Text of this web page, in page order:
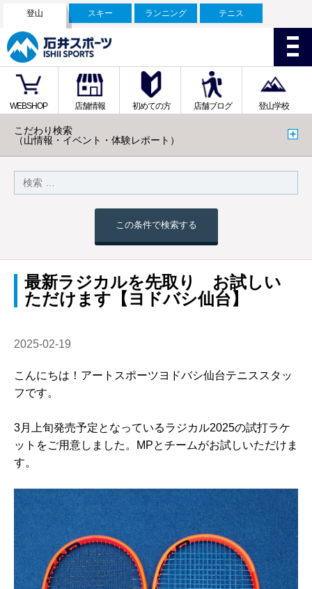
登山 スキー ランニング テニス
WEBSHOP 店舗情報 初めての方 店舗ブログ 登山学校
こだわり検索
（山情報・イベント・体験レポート）
この条件で検索する
最新ラジカルを先取り お試しい
ただけます【ヨドバシ仙台】
2025-02-19
こんにちは！アートスポーツヨドバシ仙台テニススタッ
フです。
3月上旬発売予定となっているラジカル2025の試打ラケ
ットをご用意しました。MPとチームがお試しいただけま
す。